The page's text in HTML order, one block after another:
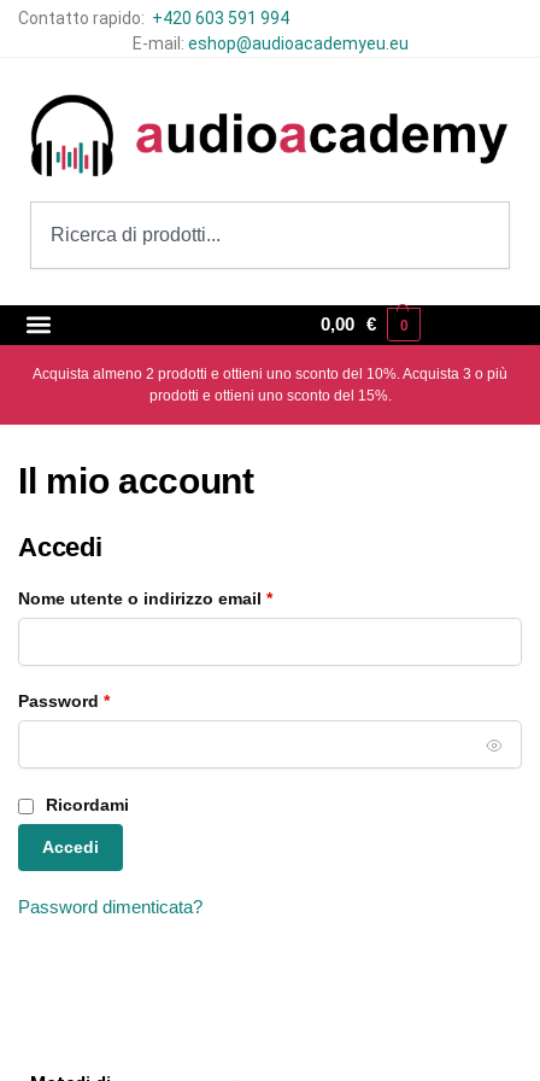
Contatto rapido: +420 603 591 994
E-mail: eshop@audioacademyeu.eu
0,00 € 0
Acquista almeno 2 prodotti e ottieni uno sconto del 10%. Acquista 3 o più
prodotti e ottieni uno sconto del 15%.
Il mio account
Accedi
Nome utente o indirizzo email *
Password *
Ricordami
Accedi
Password dimenticata?